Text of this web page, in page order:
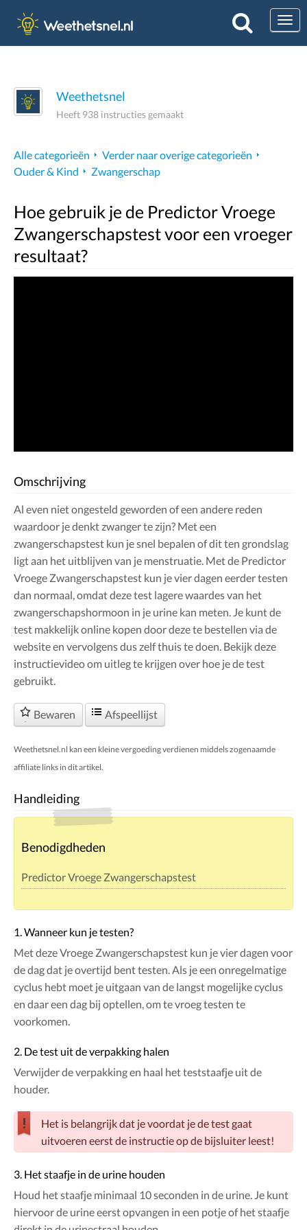
Weethetsnel
Heeft 938 instructies gemaakt
Alle categorieën
Verder naar overige categorieën
Ouder & Kind
Zwangerschap
Hoe gebruik je de Predictor Vroege
Zwangerschapstest voor een vroeger
resultaat?
Omschrijving
Al even niet ongesteld geworden of een andere reden
waardoor je denkt zwanger te zijn? Met een
zwangerschapstest kun je snel bepalen of dit ten grondslag
ligt aan het uitblijven van je menstruatie. Met de Predictor
Vroege Zwangerschapstest kun je vier dagen eerder testen
dan normaal, omdat deze test lagere waardes van het
zwangerschapshormoon in je urine kan meten. Je kunt de
test makkelijk online kopen door deze te bestellen via de
website en vervolgens dus zelf thuis te doen. Bekijk deze
instructievideo om uitleg te krijgen over hoe je de test
gebruikt.
Bewaren Afspeellijst
Weethetsnel.nl kan een kleine vergoeding verdienen middels zogenaamde
affiliate links in dit artikel.
Handleiding
Benodigdheden
Predictor Vroege Zwangerschapstest
1. Wanneer kun je testen?
Met deze Vroege Zwangerschapstest kun je vier dagen voor
de dag dat je overtijd bent testen. Als je een onregelmatige
cyclus hebt moet je uitgaan van de langst mogelijke cyclus
en daar een dag bij optellen, om te vroeg testen te
voorkomen.
2. De test uit de verpakking halen
Verwijder de verpakking en haal het teststaafje uit de
houder.
Het is belangrijk dat je voordat je de test gaat
uitvoeren eerst de instructie op de bijsluiter leest!
3. Het staafje in de urine houden
Houd het staafje minimaal 10 seconden in de urine. Je kunt
hiervoor de urine eerst opvangen in een potje of het staafje